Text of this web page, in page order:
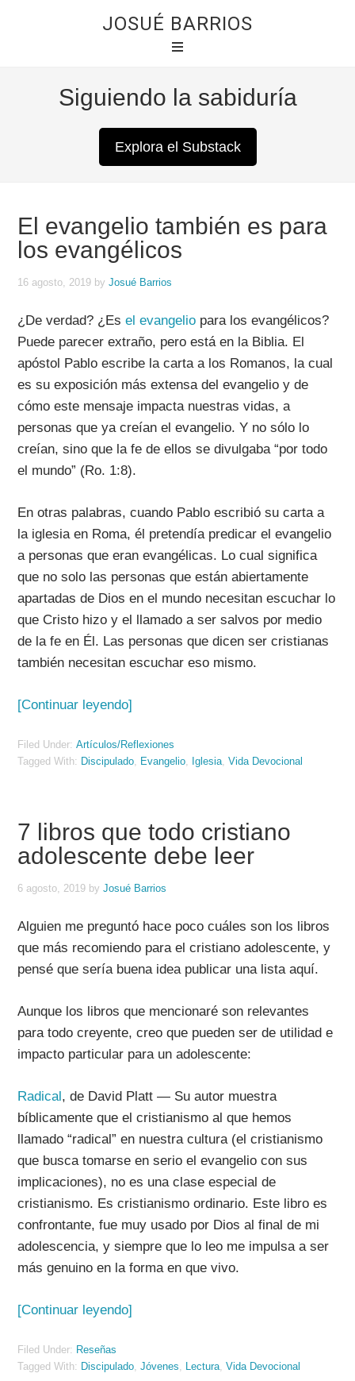
JOSUÉ BARRIOS
Siguiendo la sabiduría
Explora el Substack
El evangelio también es para
los evangélicos
16 agosto, 2019 byJosué Barrios
¿De verdad? ¿Esel evangelio para los evangélicos?
Puede parecer extraño, pero está en la Biblia. El
apóstol Pablo escribe la carta a los Romanos, la cual
es su exposición más extensa del evangelio y de
cómo este mensaje impacta nuestras vidas, a
personas que ya creían el evangelio. Y no sólo lo
creían, sino que la fe de ellos se divulgaba “por todo
el mundo” (Ro. 1:8).
En otras palabras, cuando Pablo escribió su carta a
la iglesia en Roma, él pretendía predicar el evangelio
a personas que eran evangélicas. Lo cual significa
que no solo las personas que están abiertamente
apartadas de Dios en el mundo necesitan escuchar lo
que Cristo hizo y el llamado a ser salvos por medio
de la fe en Él. Las personas que dicen ser cristianas
también necesitan escuchar eso mismo.
[Continuar leyendo]
Filed Under:Artículos/Reflexiones
Tagged With: Discipulado, Evangelio, Iglesia,Vida Devocional
7 libros que todo cristiano
adolescente debe leer
6 agosto, 2019 byJosué Barrios
Alguien me preguntó hace poco cuáles son los libros
que más recomiendo para el cristiano adolescente, y
pensé que sería buena idea publicar una lista aquí.
Aunque los libros que mencionaré son relevantes
para todo creyente, creo que pueden ser de utilidad e
impacto particular para un adolescente:
Radical, de David Platt — Su autor muestra
bíblicamente que el cristianismo al que hemos
llamado “radical” en nuestra cultura (el cristianismo
que busca tomarse en serio el evangelio con sus
implicaciones), no es una clase especial de
cristianismo. Es cristianismo ordinario. Este libro es
confrontante, fue muy usado por Dios al final de mi
adolescencia, y siempre que lo leo me impulsa a ser
más genuino en la forma en que vivo.
[Continuar leyendo]
Filed Under: Reseñas
Tagged With: Discipulado,Jóvenes, Lectura,Vida Devocional